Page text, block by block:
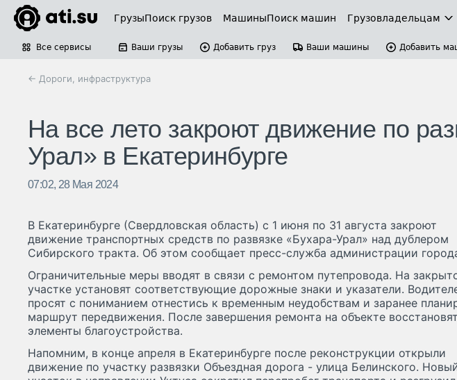
ГрузыПоиск грузов МашиныПоиск машин Грузовладельцам
Все сервисы Ваши грузы Добавить груз Ваши машины Добавить
← Дороги, инфраструктура
На все лето закроют движение по
Урал» в Екатеринбурге
07:02, 28 Мая 2024
В Екатеринбурге (Свердловская область) с 1 июня по 31 августа закроют
движение транспортных средств по развязке «Бухара-Урал» над дублером
Сибирского тракта. Об этом сообщает пресс-служба администрации
Ограничительные меры вводят в связи с ремонтом путепровода. На
участке установят соответствующие дорожные знаки и указатели.
просят с пониманием отнестись к временным неудобствам и заранее
маршрут передвижения. После завершения ремонта на объекте восстановят
элементы благоустройства.
Напомним, в конце апреля в Екатеринбурге после реконструкции открыли
движение по участку развязки Объездная дорога - улица Белинского.